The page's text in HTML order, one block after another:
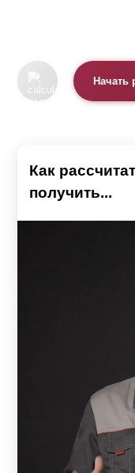
Начать
Как
получить...